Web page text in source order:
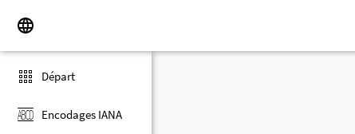
Départ
Encodages IANA